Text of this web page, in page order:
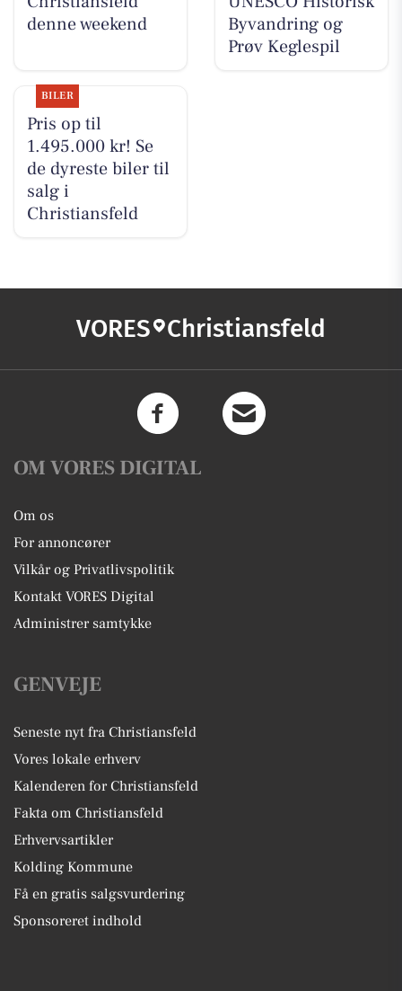
denne weekend
Byvandring og
Prøv Keglespil
BILER
Pris op til
1.495.000 kr! Se
de dyreste biler til
salg i
Christiansfeld
VORES Christiansfeld
OM VORES DIGITAL
Om os
For annoncører
Vilkår og Privatlivspolitik
Kontakt VORES Digital
Administrer samtykke
GENVEJE
Seneste nyt fra Christiansfeld
Vores lokale erhverv
Kalenderen for Christiansfeld
Fakta om Christiansfeld
Erhvervsartikler
Kolding Kommune
Få en gratis salgsvurdering
Sponsoreret indhold